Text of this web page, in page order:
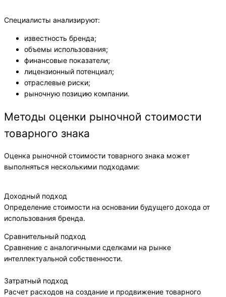
Специалисты анализируют:
известность бренда;
объемы использования;
финансовые показатели;
лицензионный потенциал;
отраслевые риски;
рыночную позицию компании.
Методы оценки рыночной стоимости
товарного знака
Оценка рыночной стоимости товарного знака может
выполняться несколькими подходами:
Доходный подход
Определение стоимости на основании будущего дохода от
использования бренда.
Сравнительный подход
Сравнение с аналогичными сделками на рынке
интеллектуальной собственности.
Затратный подход
Расчет расходов на создание и продвижение товарного